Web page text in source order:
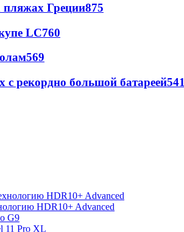
пляжах Греции875
LC760
569
с рекордно большой батареей541
HDR10+ Advanced
G9
11 Pro XL